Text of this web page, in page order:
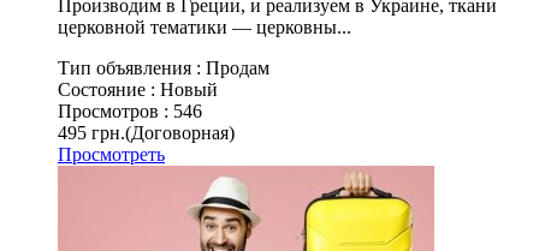
Производим в Греции, и реализуем в Украине, ткани
церковной тематики — церковны...
Тип объявления : Продам
Состояние : Новый
Просмотров : 546
495 грн.(Договорная)
Просмотреть